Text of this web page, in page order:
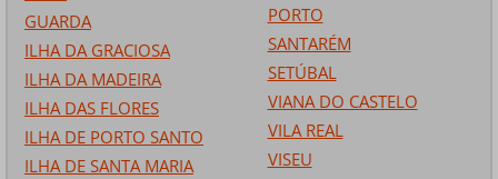
GUARDA
ILHA DA GRACIOSA
ILHA DA MADEIRA
ILHA DAS FLORES
ILHA DE PORTO SANTO
ILHA DE SANTA MARIA
PORTO
SANTARÉM
SETÚBAL
VIANA DO CASTELO
VILA REAL
VISEU